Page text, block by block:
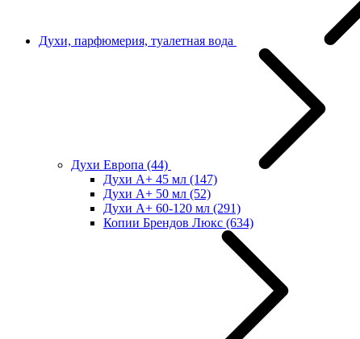
Духи, парфюмерия, туалетная вода
Духи Европа (44)
Духи А+ 45 мл (147)
Духи А+ 50 мл (52)
Духи А+ 60-120 мл (291)
Копии Брендов Люкс (634)